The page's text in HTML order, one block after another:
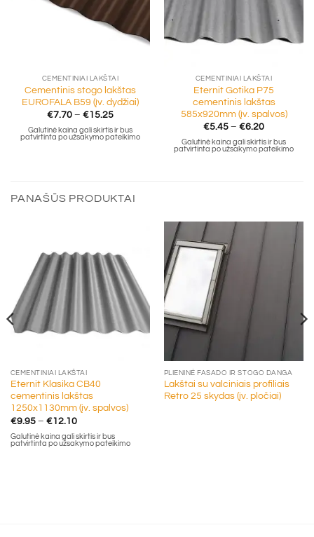
CEMENTINIAI LAKŠTAI
Cementinis stogo lakštas
EUROFALA B59 (įv. dydžiai)
€7.70 – €15.25Price
€7.70
through
Galutinė kaina gali skirtis ir bus
patvirtinta po užsakymo pateikimo
CEMENTINIAI LAKŠTAI
Eternit Gotika P75
cementinis lakštas
585x920mm (įv. spalvos)
€5.45 – €6.20Price
€5.45
through
Galutinė kaina gali skirtis ir bus
patvirtinta po užsakymo pateikimo
PANAŠŪS PRODUKTAI
CEMENTINIAI LAKŠTAI
Eternit Klasika CB40
cementinis lakštas
1250x1130mm (įv. spalvos)
€9.95 – €12.10Price
€9.95
through
Galutinė kaina gali skirtis ir bus
patvirtinta po užsakymo pateikimo
PLIENINĖ FASADO IR STOGO DANGA
Lakštai su valciniais profiliais
Retro 25 skydas (įv. pločiai)